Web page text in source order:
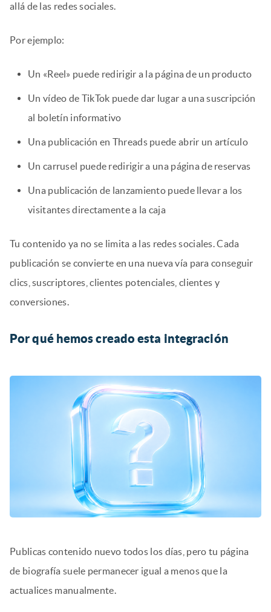
allá de las redes sociales.
Por ejemplo:
Un «Reel» puede redirigir a la página de un producto
Un vídeo de TikTok puede dar lugar a una suscripción
al boletín informativo
Una publicación en Threads puede abrir un artículo
Un carrusel puede redirigir a una página de reservas
Una publicación de lanzamiento puede llevar a los
visitantes directamente a la caja
Tu contenido ya no se limita a las redes sociales. Cada
publicación se convierte en una nueva vía para conseguir
clics, suscriptores, clientes potenciales, clientes y
conversiones.
Por qué hemos creado esta integración
Publicas contenido nuevo todos los días, pero tu página
de biografía suele permanecer igual a menos que la
actualices manualmente.